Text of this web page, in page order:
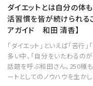
ダイエットとは自分の体
活習慣を皆が続けられる
アガイド 和田 清香】
「ダイエット」といえば「苦行
多い中、「自分をいたわるの
話題を呼ぶ和田さん。250種
ートとしてのノウハウを生